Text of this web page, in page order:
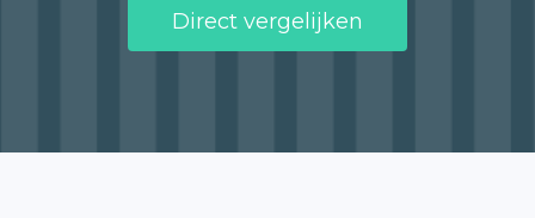
Direct vergelijken